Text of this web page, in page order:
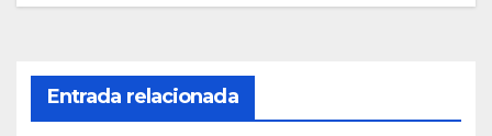
Entrada relacionada